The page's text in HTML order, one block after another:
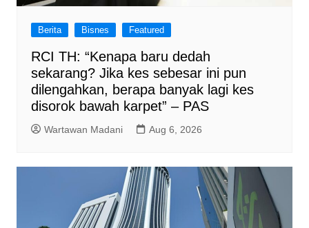
Berita Bisnes Featured
RCI TH: “Kenapa baru dedah
sekarang? Jika kes sebesar ini pun
dilengahkan, berapa banyak lagi kes
disorok bawah karpet” – PAS
Wartawan Madani Aug 6, 2026